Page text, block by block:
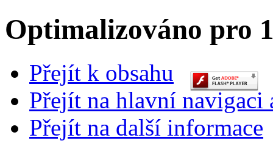
Optimalizováno pro
Přejít k obsahu
Přejít na hlavní navigaci
Přejít na další informace